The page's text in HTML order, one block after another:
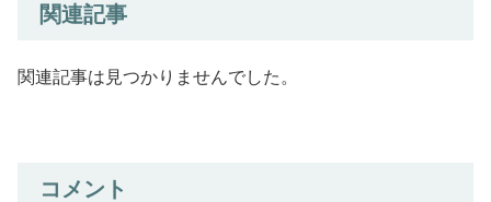
関連記事
関連記事は見つかりませんでした。
コメント